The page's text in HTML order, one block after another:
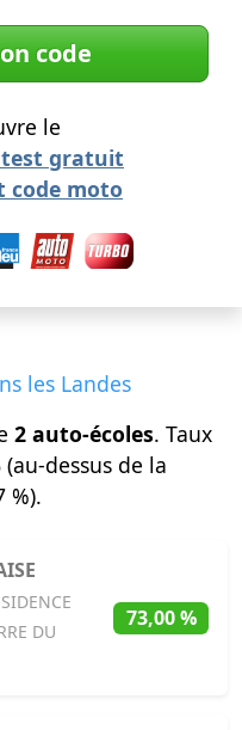
code
le
test gratuit
moto
les Landes
2 auto-écoles. Taux
(au-dessus de la
%).
DU
73,00 %